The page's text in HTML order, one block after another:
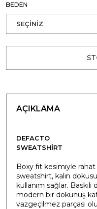
BEDEN
AÇIKLAMA
DEFACTO
SWEATSHIRT
Boxy fit kesimiyle
sweatshirt, kalın
kullanım sağlar.
modern bir dokunuş
vazgeçilmez parçası